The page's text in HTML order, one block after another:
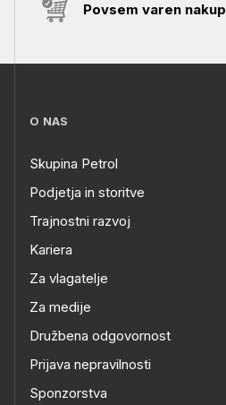
Povsem varen nakup
O NAS
Skupina Petrol
Podjetja in storitve
Trajnostni razvoj
Kariera
Za vlagatelje
Za medije
Družbena odgovornost
Prijava nepravilnosti
Sponzorstva